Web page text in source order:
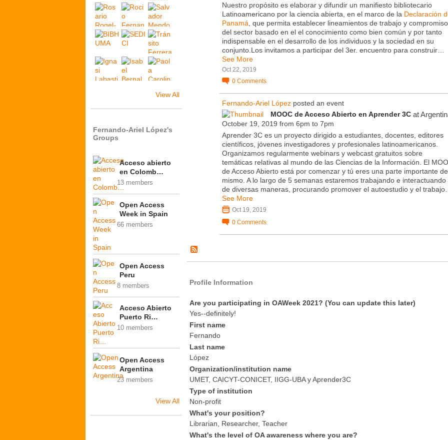
View All
Fernando-Ariel López's
Groups
Acceso abierto
en Colomb…
13 members
Open Access
Week in Spain
66 members
Open Access
Peru
8 members
Acceso Abierto
Puerto Ri…
10 members
Open Access
Argentina
23 members
View All
Nuestro propósito es elaborar y difundir un manifiesto bibliotecario
Latinoamericano por la ciencia abierta, en el marco de la Declaración
Panamá , que permita establecer lineamientos de trabajo y
del sector basado en el el conocimiento como bien común y por tanto
indispensable en el desarrollo de los individuos y la sociedad en su
conjunto.Los invitamos a participar del 3er. encuentro para construir…
See More
Oct 22, 2019
0 Comments
Fernando-Ariel López posted an event
MOOC de Acceso Abierto en Aprender 3C at
October 19, 2019 from 6pm to 7pm
Aprender 3C es un proyecto dirigido a estudiantes, docentes, editores
científicos, jóvenes investigadores y profesionales latinoamericanos.
Organizamos regularmente webinars y webcast gratuitos sobre
temáticas relativas al mundo de las Ciencias de la Información. El
de Acceso Abierto está por comenzar y tú eres una parte importante
mismo. A lo largo de 5 semanas estaremos trabajando e interactuando
de diversas maneras, procurando promover el autoestudio y el
See More
Oct 19, 2019
0 Comments
Profile Information
Are you participating in OAWeek 2021? (You can update this later)
Yes--definitely!
First name
Fernando
Last name
López
Organization/institution name
UMET, CAICYT-CONICET, IIGG-UBA y Aprender3C
Type of institution
Non-profit
What's your position?
Librarian, Researcher, Teacher
What's the level of OA awareness where you are?